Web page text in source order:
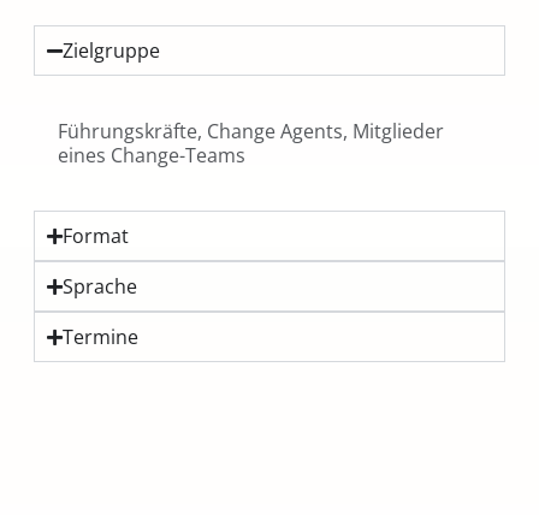
Zielgruppe
Führungskräfte, Change Agents, Mitglieder
eines Change-Teams
Format
Sprache
Termine